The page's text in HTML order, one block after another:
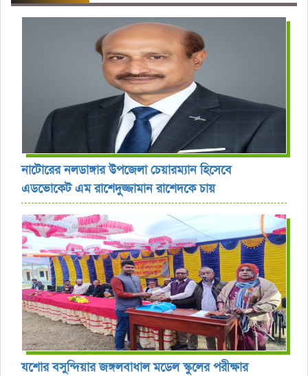
নাটোরের নলডাঙ্গার উপজেলা চেয়ারম্যান হিসেবে
এডভোকেট এম রাশেদুজ্জামান রাশেদকে চায়
যশোর বসুন্দিয়ার জঙ্গলবাধাল মডেল স্কুলের পরীক্ষার